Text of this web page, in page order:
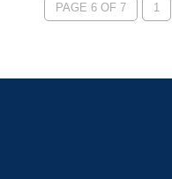
PAGE 6 OF 7 1